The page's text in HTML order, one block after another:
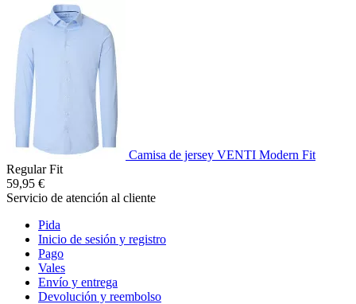
Camisa de jersey VENTI Modern Fit
Regular Fit
59,95 €
Servicio de atención al cliente
Pida
Inicio de sesión y registro
Pago
Vales
Envío y entrega
Devolución y reembolso